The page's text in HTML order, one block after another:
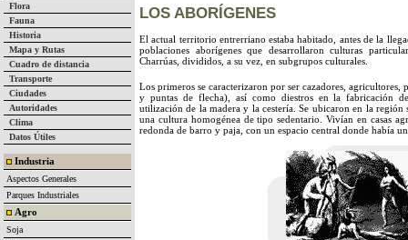
Flora
Fauna
Historia
Mapa y Rutas
Cuadro de distancia
Transporte
Ciudades
Autoridades
Clima
Datos Útiles
Industria
Aspectos Generales
Parques Industriales
Agro
Soja
LOS ABORÍGENES
El actual territorio entrerriano estaba habitado, antes de la
poblaciones aborígenes que desarrollaron culturas
Charrúas, divididos, a su vez, en subgrupos culturales.
Los primeros se caracterizaron por ser cazadores, agricultores,
y puntas de flecha), así como diestros en la fabricación
utilización de la madera y la cestería. Se ubicaron en la
una cultura homogénea de tipo sedentario. Vivían en casas
redonda de barro y paja, con un espacio central donde había